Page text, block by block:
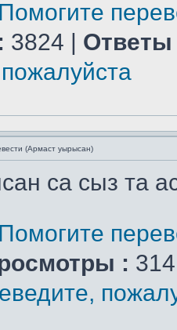
Помогите
3824 | Ответы
(Армаст уырысан)
са сыз та
Помогите
: